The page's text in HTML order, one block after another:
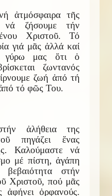
ἀτμόσφαιρα τῆς
νά ζήσουμε τήν
Χριστοῦ. Τό
γιά μᾶς ἀλλά καί
γύρω μας ὅτι ὁ
ζωντανός
ζωή ἀπό τή
τό φῶς Του.
ἀλήθεια της
πηγάζει ἕνας
Καλούμαστε νά
μέ πίστη, ἀγάπη
στήν
Χριστοῦ, πού μᾶς
ἀφήνει ὀρφανούς.